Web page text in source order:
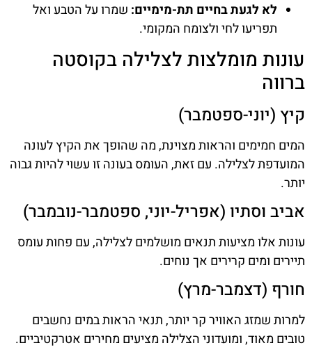
לא לגעת בחיים תת-מימיים: שמרו על הטבע ואל
תפריעו לחי ולצומח המקומי.
עונות מומלצות לצלילה בקוסטה
ברווה
קיץ (יוני-ספטמבר)
המים חמימים והראות מצוינת, מה שהופך את הקיץ לעונה
המועדפת לצלילה. עם זאת, העומס בעונה זו עשוי להיות גבוה
יותר.
אביב וסתיו (אפריל-יוני, ספטמבר-נובמבר)
עונות אלו מציעות תנאים מושלמים לצלילה, עם פחות עומס
תיירים ומים קרירים אך נוחים.
חורף (דצמבר-מרץ)
למרות שמזג האוויר קר יותר, תנאי הראות במים נחשבים
טובים מאוד, ומועדוני הצלילה מציעים מחירים אטרקטיביים.